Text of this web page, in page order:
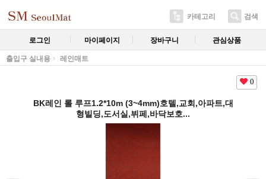
카테고리 검색
로그인 마이페이지 장바구니 관심상품
출입구 실내용 레인매트
0
BK레인 롤 루프1.2*10m (3~4mm)호텔,교회,아파트,대
형빌딩,도서실,뷔페,바닥보호...